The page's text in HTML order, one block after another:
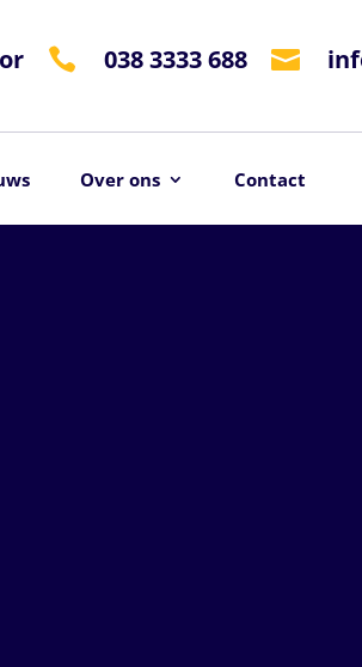
 038 3333 688 
Over ons Contact